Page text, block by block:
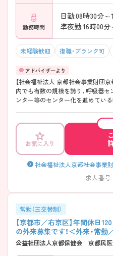
勤務時間
日勤:08時30分～
凖夜勤:16時00分
未経験歓迎 復職・ブランク可
【社会福祉法人 京都社会事業財団
内でも有数の規模を誇り、呼吸器セ
ンター等のセンター化を進めてい
院に認定されている病院ですので
メです。ご興味ある方には、面接対
いたしますのでお気軽にご相談く
お気に入り
社会福祉法人京都社会事
求人番号
常勤（三交替制）
【京都市／右京区】年間休日
の外来募集です！＜外来・常勤
公益社団法人京都保健会 京都民